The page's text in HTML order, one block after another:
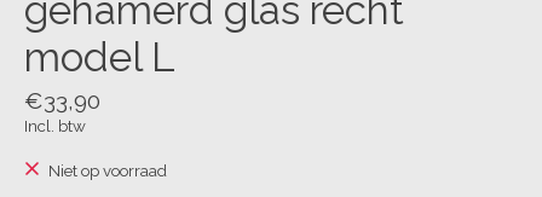
gehamerd glas recht
model L
€33,90
Incl. btw
Niet op voorraad